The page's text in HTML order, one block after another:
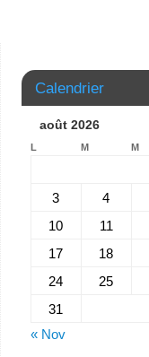
Calendrier
août 2026
L M M
3
4
10
11
17
18
24
25
31
« Nov